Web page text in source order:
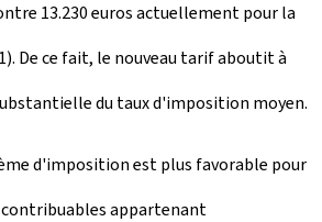
13.230 euros actuellement pour la
De ce fait, le nouveau tarif aboutit à
du taux d'imposition moyen.
d'imposition est plus favorable pour
appartenant